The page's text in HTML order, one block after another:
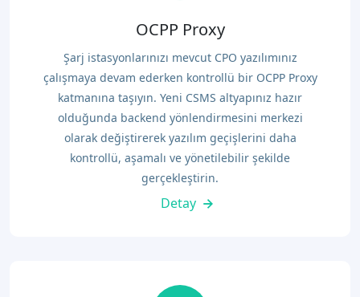
OCPP Proxy
Şarj istasyonlarınızı mevcut CPO yazılımınız
çalışmaya devam ederken kontrollü bir OCPP Proxy
katmanına taşıyın. Yeni CSMS altyapınız hazır
olduğunda backend yönlendirmesini merkezi
olarak değiştirerek yazılım geçişlerini daha
kontrollü, aşamalı ve yönetilebilir şekilde
gerçekleştirin.
Detay